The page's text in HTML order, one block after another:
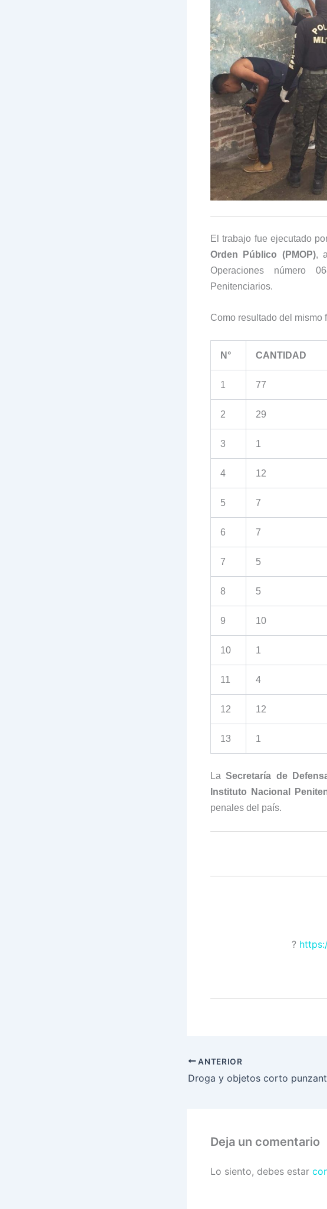
El trabajo fue ejecutado
Orden Público (PMOP),
Operaciones número
Penitenciarios.
Como resultado del mismo
N° CANTIDAD
1 77
2 29
3 1
4 12
5 7
6 7
7 5
8 5
9 10
10 1
11 4
12 12
13 1
LaSecretaría de
Instituto Nacional
penales del país.
?
ANTERIOR
Deja un comentario
Lo siento, debes estar